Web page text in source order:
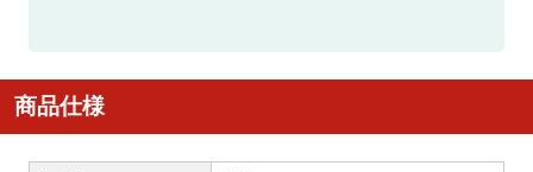
商品仕様